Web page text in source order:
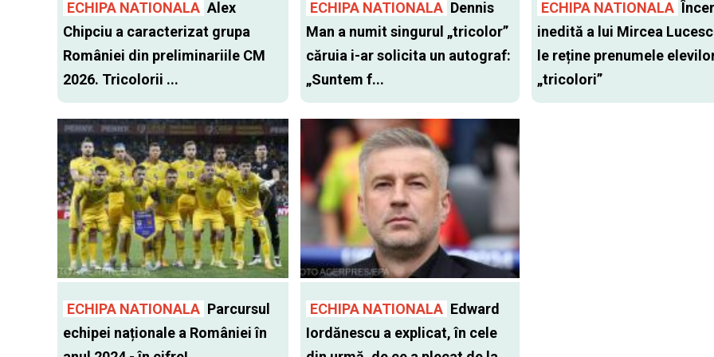
ECHIPA NATIONALA Alex
Chipciu a caracterizat grupa
României din preliminariile CM
2026. Tricolorii ...
ECHIPA NATIONALA Dennis
Man a numit singurul „tricolor”
căruia i-ar solicita un autograf:
„Suntem f...
ECHIPA NATIONALA
inedită a lui Mircea
le reține prenumele
„tricolori”
ECHIPA NATIONALA Parcursul
echipei naționale a României în
ECHIPA NATIONALA Edward
Iordănescu a explicat, în cele